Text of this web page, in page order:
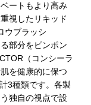
ートもより高み
視したリキッド
ウブラッシ
部分をピンポン
（コンシーラ
を健康的に保つ
3種類です。各製
独自の視点で設